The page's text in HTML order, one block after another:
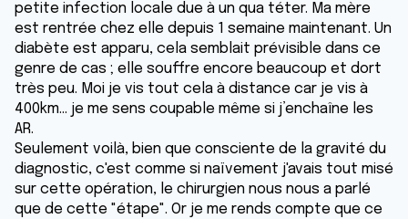
petite infection locale due à un qua téter. Ma mère
est rentrée chez elle depuis 1 semaine maintenant. Un
diabète est apparu, cela semblait prévisible dans ce
genre de cas ; elle souffre encore beaucoup et dort
très peu. Moi je vis tout cela à distance car je vis à
400km... je me sens coupable même si j’enchaîne les
AR.
Seulement voilà, bien que consciente de la gravité du
diagnostic, c'est comme si naïvement j'avais tout misé
sur cette opération, le chirurgien nous nous a parlé
que de cette "étape". Or je me rends compte que ce